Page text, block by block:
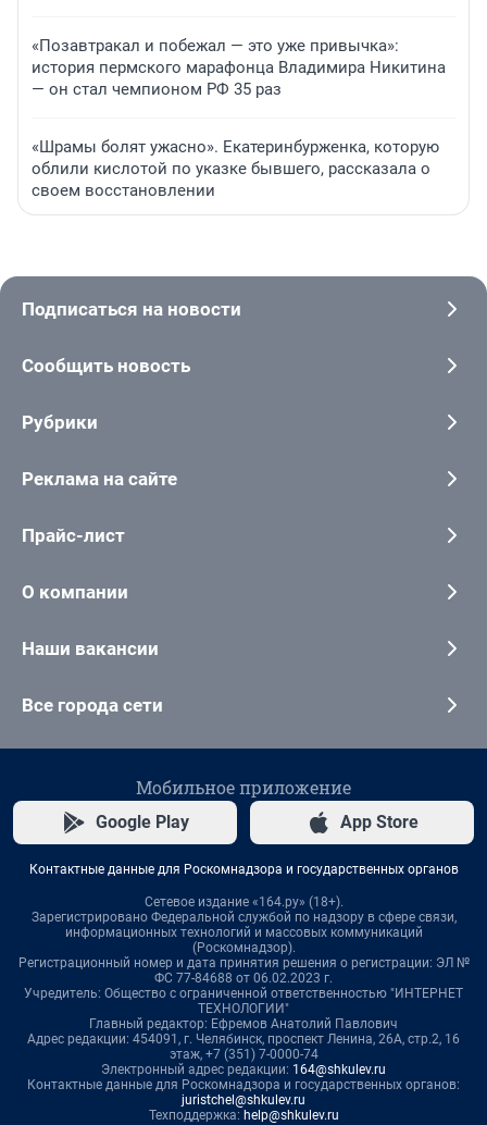
«Позавтракал и побежал — это уже привычка»:
история пермского марафонца Владимира Никитина
— он стал чемпионом РФ 35 раз
«Шрамы болят ужасно». Екатеринбурженка, которую
облили кислотой по указке бывшего, рассказала о
своем восстановлении
Подписаться на новости
Сообщить новость
Рубрики
Реклама на сайте
Прайс-лист
О компании
Наши вакансии
Все города сети
Мобильное приложение
Google Play App Store
Контактные данные для Роскомнадзора и государственных органов
Сетевое издание «164.ру» (18+).
Зарегистрировано Федеральной службой по надзору в сфере связи,
информационных технологий и массовых коммуникаций
(Роскомнадзор).
Регистрационный номер и дата принятия решения о регистрации: ЭЛ №
ФС 77-84688 от 06.02.2023 г.
Учредитель: Общество с ограниченной ответственностью "ИНТЕРНЕТ
ТЕХНОЛОГИИ"
Главный редактор: Ефремов Анатолий Павлович
Адрес редакции: 454091, г. Челябинск, проспект Ленина, 26А, стр.2, 16
этаж, +7 (351) 7-0000-74
Электронный адрес редакции: 164@shkulev.ru
Контактные данные для Роскомнадзора и государственных органов:
juristchel@shkulev.ru
Техподдержка: help@shkulev.ru